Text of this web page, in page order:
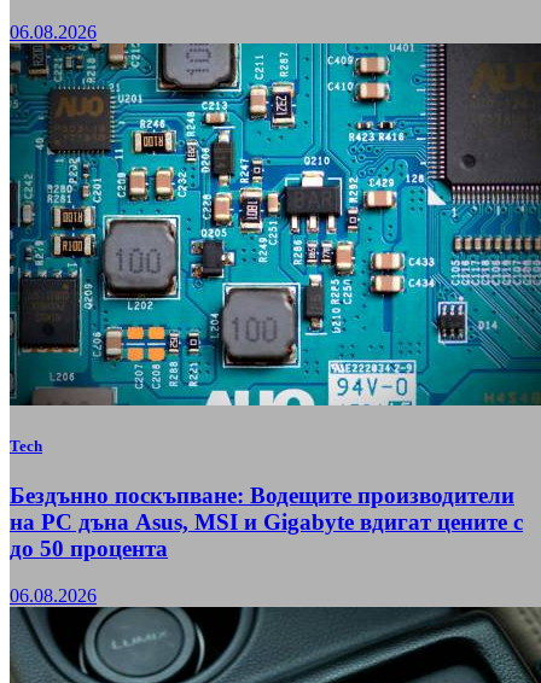
06.08.2026
Tech
Бездънно поскъпване: Водещите производители
на РС дъна Asus, MSI и Gigabyte вдигат цените с
до 50 процента
06.08.2026